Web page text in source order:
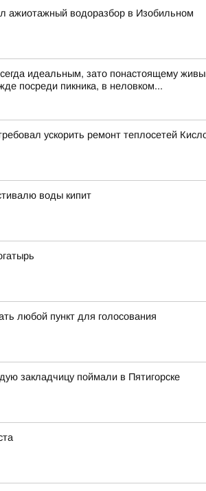
ажиотажный водоразбор в Изобильном
идеальным, зато понастоящему
посреди пикника, в неловком...
ускорить ремонт теплосетей
воды кипит
любой пункт для голосования
закладчицу поймали в Пятигорске